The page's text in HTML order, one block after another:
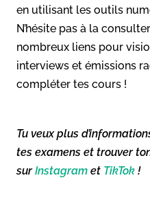
en utilisant les outils
N’hésite pas à la
nombreux liens pour
interviews et émissions
compléter tes cours !
Tu veux plus
tes examens et trouver
surInstagram et TikTok !